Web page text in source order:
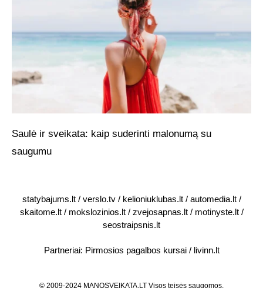
Saulė ir sveikata: kaip suderinti malonumą su
saugumu
statybajums.lt/ verslo.tv/ kelioniuklubas.lt/ automedia.lt/
skaitome.lt/ mokslozinios.lt/ zvejosapnas.lt/ motinyste.lt/
seostraipsnis.lt
Partneriai: Pirmosios pagalbos kursai/ livinn.lt
© 2009-2024 MANOSVEIKATA.LT Visos teisės saugomos.